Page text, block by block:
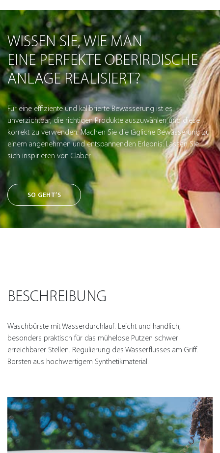
WISSEN SIE, WIE MAN
EINE PERFEKTE OBERIRDISCHE
ANLAGE REALISIERT?
Für eine effiziente und kalibrierte Bewässerung ist es
unverzichtbar, die richtigen Produkte auszuwählen und diese
korrekt zu verwenden. Machen Sie die tägliche Bewässerung zu
einem angenehmen und entspannenden Erlebnis: Lassen Sie
sich inspirieren von Claber.
SO GEHT’S
BESCHREIBUNG
Waschbürste mit Wasserdurchlauf. Leicht und handlich,
besonders praktisch für das mühelose Putzen schwer
erreichbarer Stellen. Regulierung des Wasserflusses am Griff.
Borsten aus hochwertigem Synthetikmaterial.